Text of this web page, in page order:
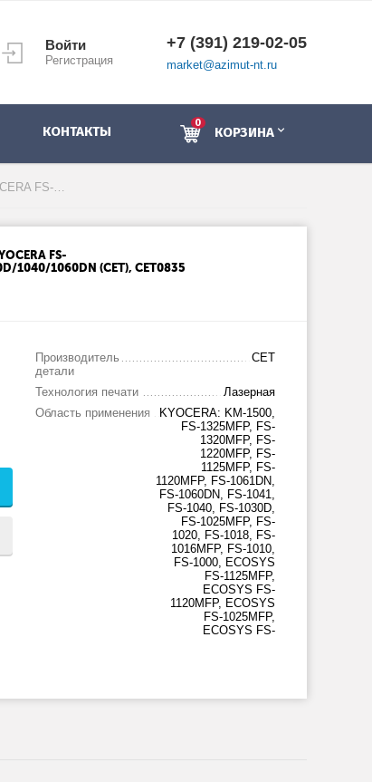
Войти
Регистрация
+7 (391) 219-02-05
market@azimut-nt.ru
КОНТАКТЫ
0
КОРЗИНА
Тефлоновый вал 2BY20010 для KYOCERA FS-1000/1010/1016MFP/1018/1020/1030D/1040/1060DN (CET), CET0835
FS-
1040/1060DN (CET), CET0835
Производитель
детали
CET
Технология печати
Лазерная
Область применения
KYOCERA: KM-1500,
FS-1325MFP, FS-
1320MFP, FS-
1220MFP, FS-
1125MFP, FS-
1120MFP, FS-1061DN,
FS-1060DN, FS-1041,
FS-1040, FS-1030D,
FS-1025MFP, FS-
1020, FS-1018, FS-
1016MFP, FS-1010,
FS-1000, ECOSYS
FS-1125MFP,
ECOSYS FS-
1120MFP, ECOSYS
FS-1025MFP,
ECOSYS FS-